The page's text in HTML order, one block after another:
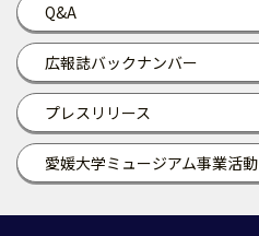
Q&A
広報誌バックナンバー
プレスリリース
愛媛大学ミュージアム事業活動